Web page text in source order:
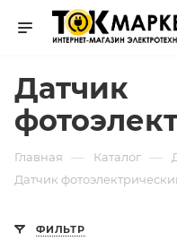
Датчик
Главная — Каталог —
Датчик
ФИЛЬТР